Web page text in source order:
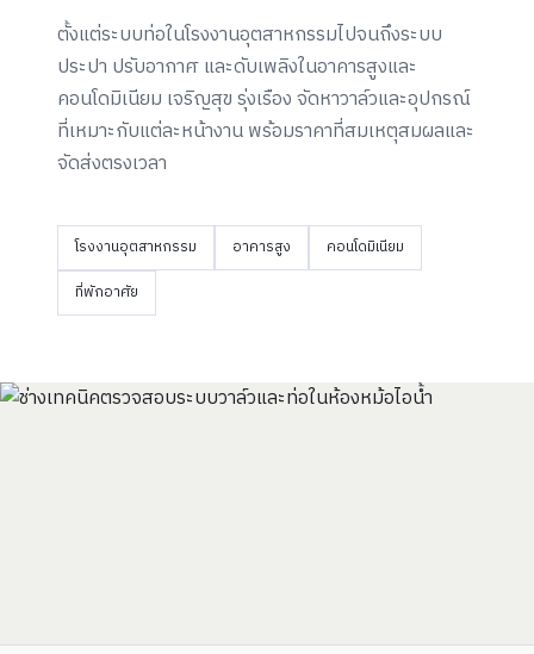
ตั้งแต่ระบบท่อในโรงงานอุตสาหกรรมไปจนถึงระบบ
ประปา ปรับอากาศ และดับเพลิงในอาคารสูงและ
คอนโดมิเนียม เจริญสุข รุ่งเรือง จัดหาวาล์วและอุปกรณ์
ที่เหมาะกับแต่ละหน้างาน พร้อมราคาที่สมเหตุสมผลและ
จัดส่งตรงเวลา
โรงงานอุตสาหกรรม อาคารสูง
คอนโดมิเนียม
ที่พักอาศัย